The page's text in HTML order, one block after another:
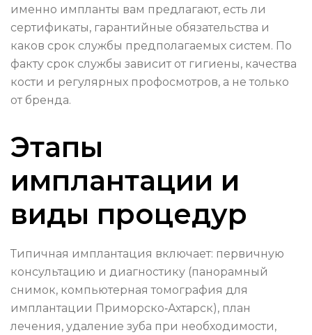
именно импланты вам предлагают, есть ли
сертификаты, гарантийные обязательства и
каков срок службы предполагаемых систем. По
факту срок службы зависит от гигиены, качества
кости и регулярных профосмотров, а не только
от бренда.
Этапы
имплантации и
виды процедур
Типичная имплантация включает: первичную
консультацию и диагностику (панорамный
снимок, компьютерная томография для
имплантации Приморско‑Ахтарск), план
лечения, удаление зуба при необходимости,